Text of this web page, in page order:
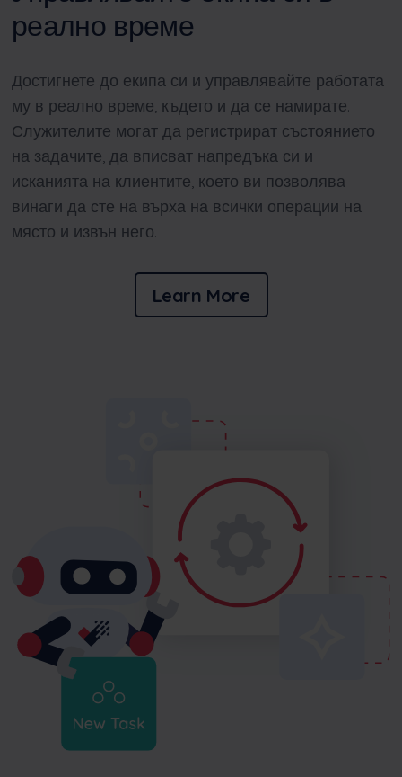
реално време
Достигнете до екипа си и управлявайте работата
му в реално време, където и да се намирате.
Служителите могат да регистрират състоянието
на задачите, да вписват напредъка си и
исканията на клиентите, което ви позволява
винаги да сте на върха на всички операции на
място и извън него.
Learn More